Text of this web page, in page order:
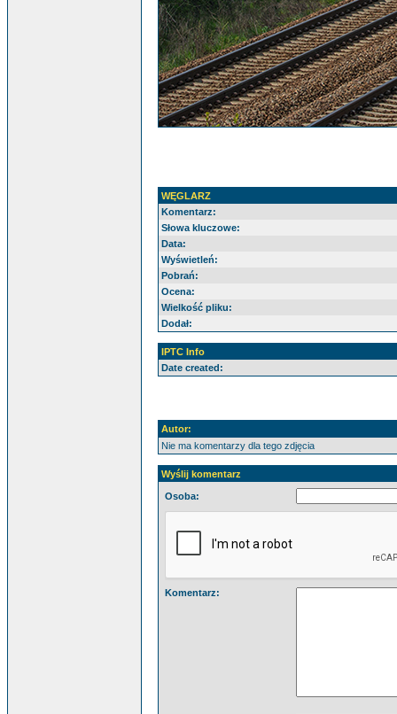
WĘGLARZ
Komentarz:
Słowa kluczowe:
Data:
Wyświetleń:
Pobrań:
Ocena:
Wielkość pliku:
Dodał:
IPTC Info
Date created:
Autor:
Nie ma komentarzy dla tego zdjęcia
Wyślij komentarz
Osoba:
Komentarz: